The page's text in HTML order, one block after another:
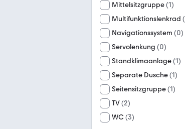
Mittelsitzgruppe(1)
Multifunktionslenkrad (
Navigationssystem (0)
Servolenkung (0)
Standklimaanlage(1)
Separate Dusche(1)
Seitensitzgruppe(1)
TV(2)
WC (3)